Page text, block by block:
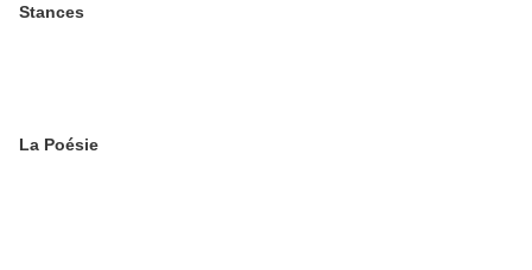
Stances
La Poésie